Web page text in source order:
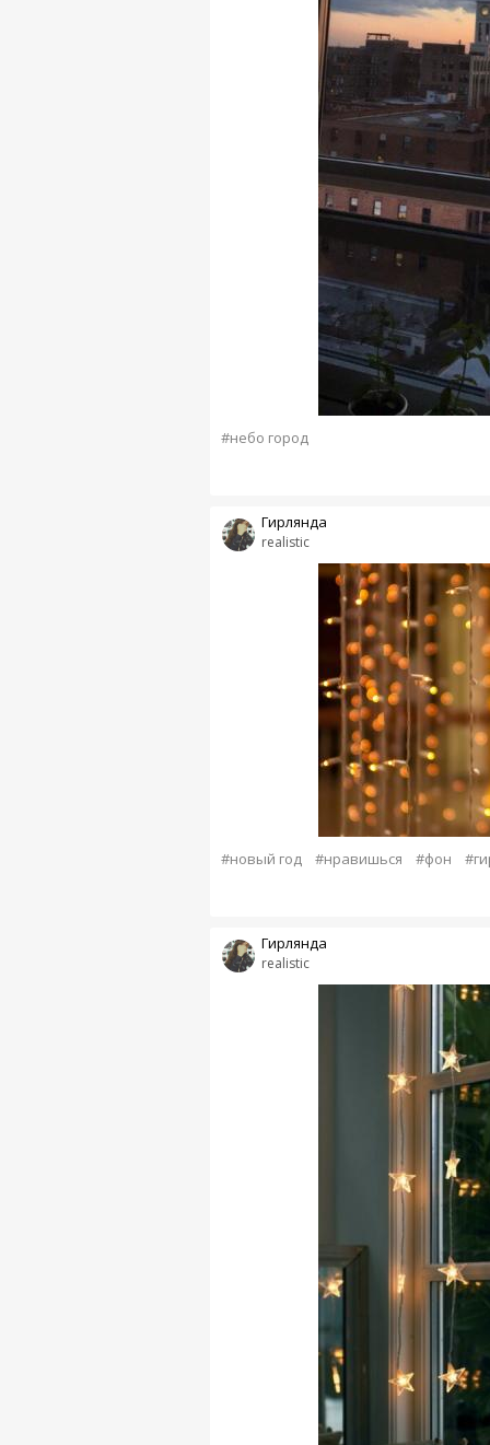
#небо город
realistic
Гирлянда
#новый год #нравишься #фон
realistic
Гирлянда